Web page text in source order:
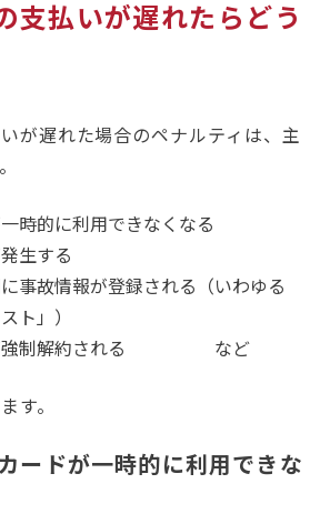
支払いが遅れたらどう
が遅れた場合のペナルティは、主
時的に利用できなくなる
生する
事故情報が登録される（いわゆる
ト」）
が強制解約される など
す。
ードが一時的に利用できな